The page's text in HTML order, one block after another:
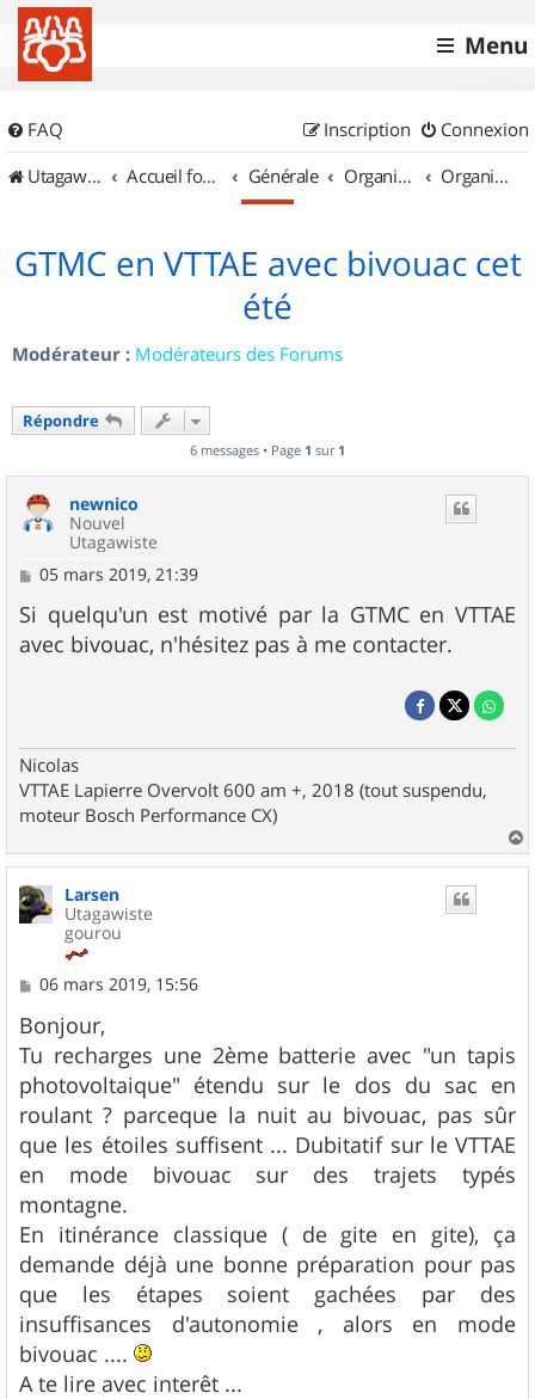
Menu
FAQ Connexion
Inscription
UtagawaVTT (Randos VTT et VTTAE avec traces GPS)
Accueil forum Générale Organisation de sorties & Recherche de partenaires Organisation de sorties en région Auvergne
GTMC en VTTAE avec bivouac cet
été
Modérateur : Modérateurs des Forums
Répondre
6 messages • Page 1 sur 1
newnico
Nouvel
Utagawiste
M
s
s
a
05 mars 2019, 21:39
Si quelqu'un est motivé par la GTMC en VTTAE
avec bivouac, n'hésitez pas à me contacter.
Nicolas
VTTAE Lapierre Overvolt 600 am +, 2018 (tout suspendu,
moteur Bosch Performance CX)
a
Larsen
Utagawiste
gourou
M
s
s
a
g
e
06 mars 2019, 15:56
Bonjour,
Tu recharges une 2ème batterie avec "un tapis
photovoltaique" étendu sur le dos du sac en
roulant ? parceque la nuit au bivouac, pas sûr
que les étoiles suffisent ... Dubitatif sur le VTTAE
en mode bivouac sur des trajets typés
montagne.
En itinérance classique ( de gite en gite), ça
demande déjà une bonne préparation pour pas
que les étapes soient gachées par des
insuffisances d'autonomie , alors en mode
bivouac ....
A te lire avec interêt ...